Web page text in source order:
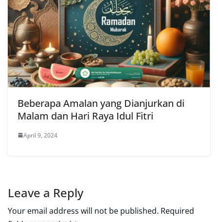
Beberapa Amalan yang Dianjurkan di
Malam dan Hari Raya Idul Fitri
April 9, 2024
Leave a Reply
Your email address will not be published. Required